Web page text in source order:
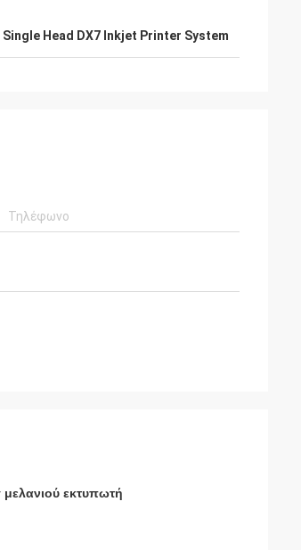
Single Head DX7 Inkjet Printer System
εκτυπωτή